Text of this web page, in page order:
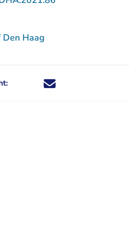
Den Haag
Deel dit nieuwsbericht via X -
Deel dit nieuwsbericht via
Deel dit nieuwsbericht
Deel dit